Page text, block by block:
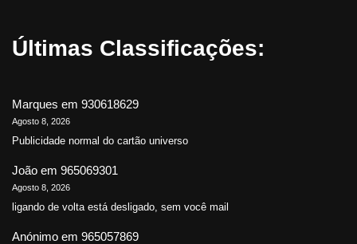
Últimas Classificações:
Marques em 930618629
Agosto 8, 2026
Publicidade normal do cartão universo
João em 965069301
Agosto 8, 2026
ligando de volta está desligado, sem você mail
Anónimo em 965057869